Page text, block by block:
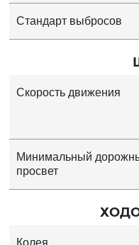
Стандарт выбросов
Скорость движения
Минимальный
просвет
Колея